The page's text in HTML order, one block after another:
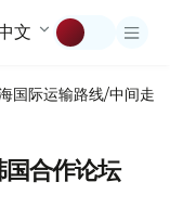
文
国际运输路线/中间走廊
合作论坛